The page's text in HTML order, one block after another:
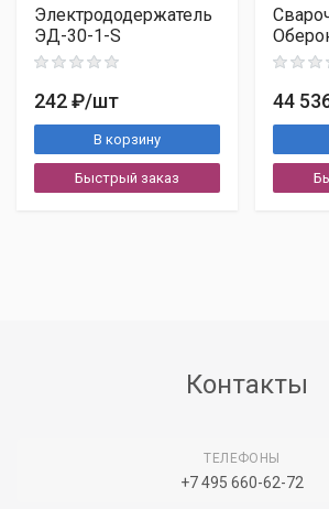
Электрододержатель
ЭД-30-1-S
242 ₽/шт
В корзину
Быстрый заказ
44
Контакты
ТЕЛЕФОНЫ
+7 495 660-62-72